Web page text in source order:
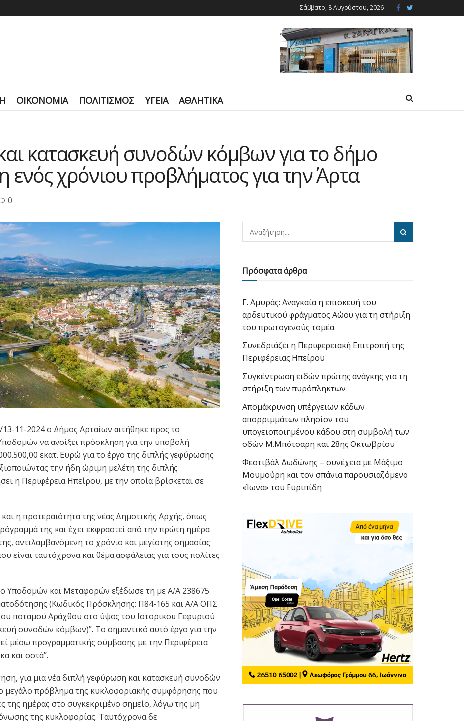
Σάββατο, 8 Αυγούστου, 2026
ΟΙΚΟΝΟΜΙΑ ΠΟΛΙΤΙΣΜΟΣ ΥΓΕΙΑ ΑΘΛΗΤΙΚΑ
κατασκευή συνοδών κόμβων για το δήμο
ενός χρόνιου προβλήματος για την Άρτα
0
13-11-2024 ο Δήμος Αρταίων αιτήθηκε προς το
να ανοίξει πρόσκληση για την υποβολή
εκατ. Ευρώ για το έργο της διπλής γεφύρωσης
την ήδη ώριμη μελέτη της διπλής
η Περιφέρεια Ηπείρου, με την οποία βρίσκεται σε
η προτεραιότητα της νέας Δημοτικής Αρχής, όπως
της και έχει εκφραστεί από την πρώτη ημέρα
αντιλαμβανόμενη το χρόνιο και μεγίστης σημασίας
είναι ταυτόχρονα και θέμα ασφάλειας για τους πολίτες
Υποδομών και Μεταφορών εξέδωσε τη με Α/Α 238675
(Κωδικός Πρόσκλησης: Π84-165 και Α/Α ΟΠΣ
ποταμού Αράχθου στο ύψος του Ιστορικού Γεφυριού
συνοδών κόμβων)”. Το σημαντικό αυτό έργο για την
μέσω προγραμματικής σύμβασης με την Περιφέρεια
και οστά”.
για μια νέα διπλή γεφύρωση και κατασκευή συνοδών
μεγάλο πρόβλημα της κυκλοφοριακής συμφόρησης που
της ημέρας στο συγκεκριμένο σημείο, λόγω της μη
της κυκλοφορίας. Ταυτόχρονα δε
Πρόσφατα άρθρα
Γ. Αμυράς: Αναγκαία η επισκευή του
αρδευτικού φράγματος Αώου για τη στήριξη
του πρωτογενούς τομέα
Συνεδριάζει η Περιφερειακή Επιτροπή της
Περιφέρειας Ηπείρου
Συγκέντρωση ειδών πρώτης ανάγκης για τη
στήριξη των πυρόπληκτων
Απομάκρυνση υπέργειων κάδων
απορριμμάτων πλησίον του
υπογειοποιημένου κάδου στη συμβολή των
οδών Μ.Μπότσαρη και 28ης Οκτωβρίου
Φεστιβάλ Δωδώνης – συνέχεια με Μάξιμο
Μουμούρη και τον σπάνια παρουσιαζόμενο
«Ίωνα» του Ευριπίδη